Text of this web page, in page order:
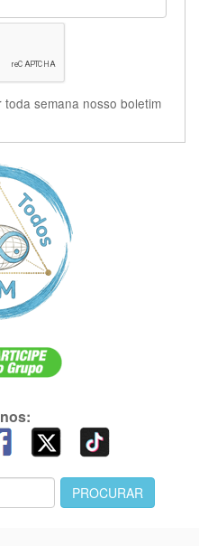
semana nosso boletim